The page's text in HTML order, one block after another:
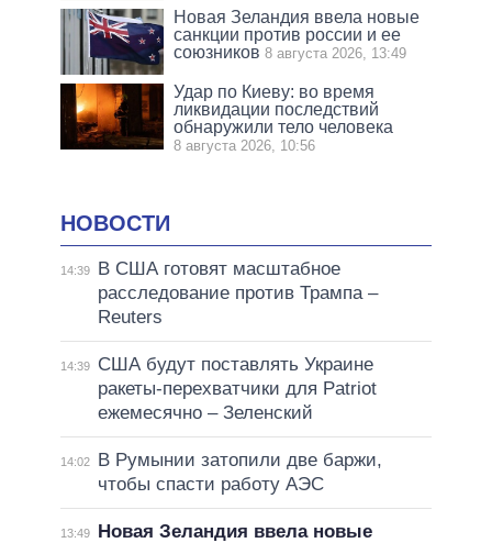
Новая Зеландия ввела новые
санкции против россии и ее
союзников 8 августа 2026, 13:49
Удар по Киеву: во время
ликвидации последствий
обнаружили тело человека
8 августа 2026, 10:56
НОВОСТИ
14:39
В США готовят масштабное
расследование против Трампа –
Reuters
14:39
США будут поставлять Украине
ракеты-перехватчики для Patriot
ежемесячно – Зеленский
14:02
В Румынии затопили две баржи,
чтобы спасти работу АЭС
13:49
Новая Зеландия ввела новые